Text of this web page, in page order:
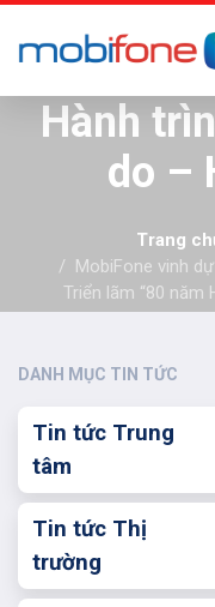
tiếp
cao tại
Hành
do –
Trang
MobiFone vinh
Triển lãm “80
DANH MỤC TIN TỨC
Tin tức Trung
tâm
Tin tức Thị
trường